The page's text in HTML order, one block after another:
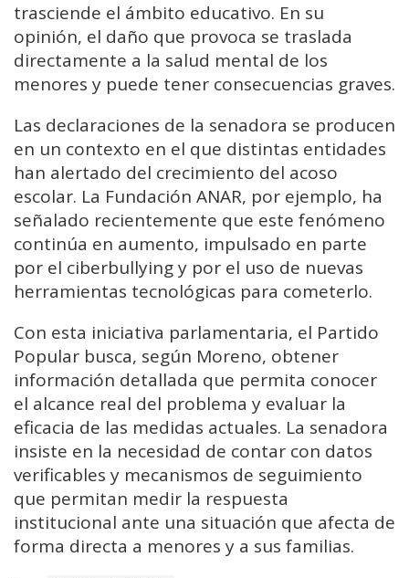
trasciende el ámbito educativo. En su
opinión, el daño que provoca se traslada
directamente a la salud mental de los
menores y puede tener consecuencias graves.
Las declaraciones de la senadora se producen
en un contexto en el que distintas entidades
han alertado del crecimiento del acoso
escolar. La Fundación ANAR, por ejemplo, ha
señalado recientemente que este fenómeno
continúa en aumento, impulsado en parte
por el ciberbullying y por el uso de nuevas
herramientas tecnológicas para cometerlo.
Con esta iniciativa parlamentaria, el Partido
Popular busca, según Moreno, obtener
información detallada que permita conocer
el alcance real del problema y evaluar la
eficacia de las medidas actuales. La senadora
insiste en la necesidad de contar con datos
verificables y mecanismos de seguimiento
que permitan medir la respuesta
institucional ante una situación que afecta de
forma directa a menores y a sus familias.